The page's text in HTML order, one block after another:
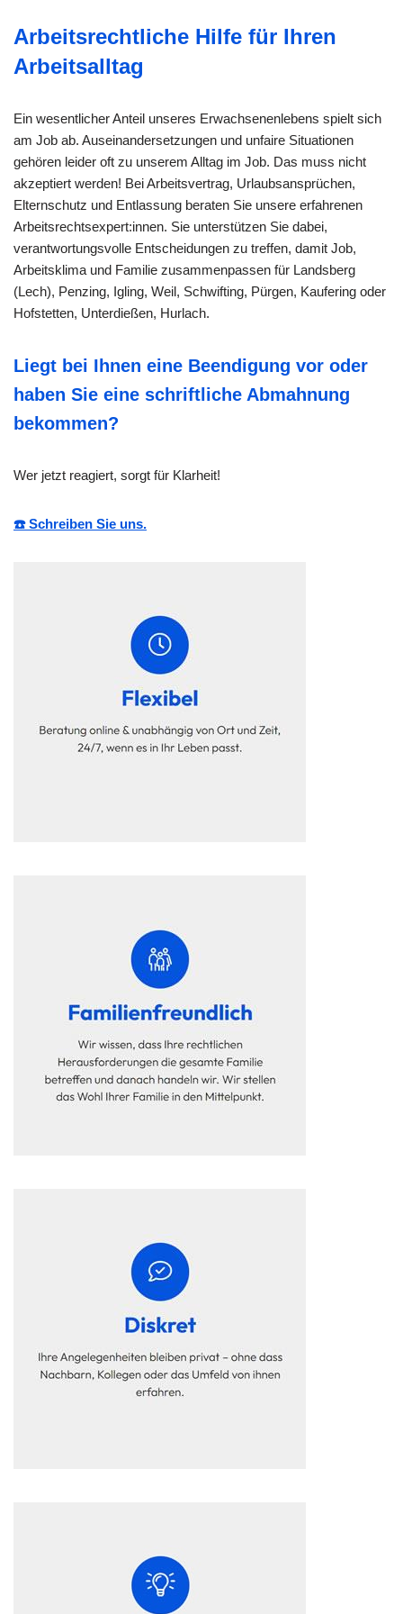
Arbeitsrechtliche Hilfe für Ihren
Arbeitsalltag
Ein wesentlicher Anteil unseres Erwachsenenlebens spielt sich
am Job ab. Auseinandersetzungen und unfaire Situationen
gehören leider oft zu unserem Alltag im Job. Das muss nicht
akzeptiert werden! Bei Arbeitsvertrag, Urlaubsansprüchen,
Elternschutz und Entlassung beraten Sie unsere erfahrenen
Arbeitsrechtsexpert:innen. Sie unterstützen Sie dabei,
verantwortungsvolle Entscheidungen zu treffen, damit Job,
Arbeitsklima und Familie zusammenpassen für Landsberg
(Lech), Penzing, Igling, Weil, Schwifting, Pürgen, Kaufering oder
Hofstetten, Unterdießen, Hurlach.
Liegt bei Ihnen eine Beendigung vor oder
haben Sie eine schriftliche Abmahnung
bekommen?
Wer jetzt reagiert, sorgt für Klarheit!
☎️ Schreiben Sie uns.